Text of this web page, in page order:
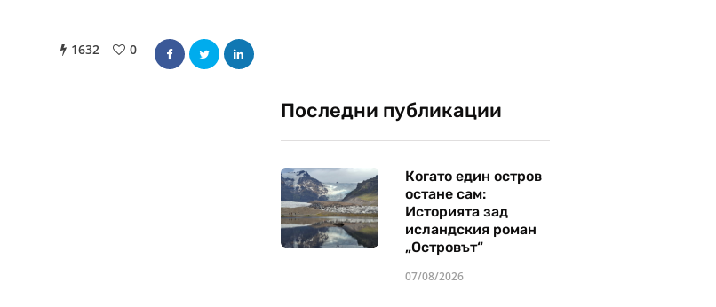
1632 0
Последни публикации
Когато един остров
остане сам:
Историята зад
исландския роман
„Островът“
07/08/2026